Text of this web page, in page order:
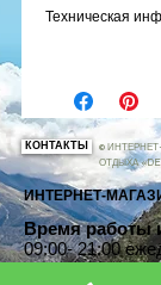
Техническая
сухом и
Чтобы
термические
храните его в
КОНТАКТЫ
©
ОТДЫХА
ИНТЕРНЕТ-
Время работы
09:00- 21:00